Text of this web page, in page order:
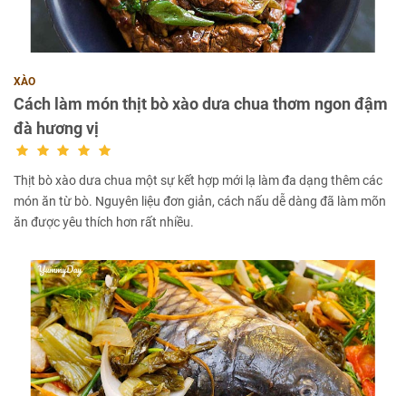
XÀO
Cách làm món thịt bò xào dưa chua thơm ngon đậm
đà hương vị
Thịt bò xào dưa chua một sự kết hợp mới lạ làm đa dạng thêm các
món ăn từ bò. Nguyên liệu đơn giản, cách nấu dễ dàng đã làm mõn
ăn được yêu thích hơn rất nhiều.